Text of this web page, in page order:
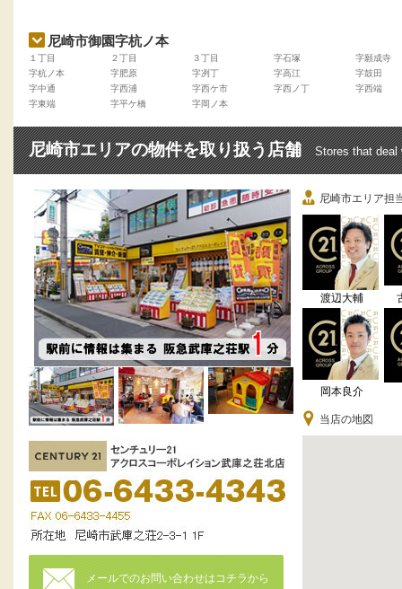
尼崎市御園字杭ノ本
１丁目 ２丁目 ３丁目 字石塚
字願成寺
字杭ノ本
字肥原 字冽丁 字高江
字鼓田
字中通
字西浦 字西ケ市 字西ノ丁
字西端
字東端
字平ケ橋 字岡ノ本
尼崎市エリアの物件を取り扱う店舗 Stores that deal
メールでのお問い合わせはコチラから
尼崎市エリア担
渡辺大輔
岡本良介
当店の地図